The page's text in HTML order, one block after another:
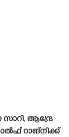
ആന്ദ്രേ
റാങ്നിക്ക്